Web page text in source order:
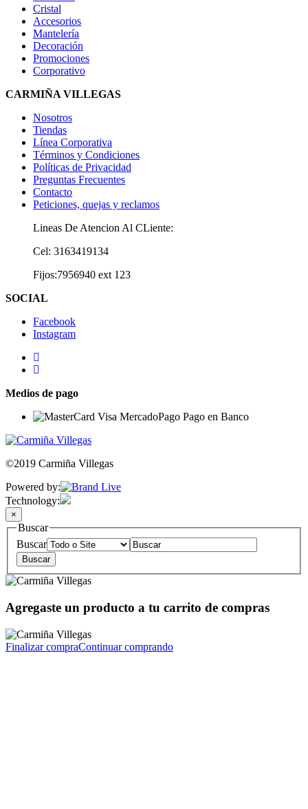
Cristal
Accesorios
Mantelería
Decoración
Promociones
Corporativo
CARMIÑA VILLEGAS
Nosotros
Tiendas
Línea Corporativa
Términos y Condiciones
Políticas de Privacidad
Preguntas Frecuentes
Contacto
Peticiones, quejas y reclamos
Lineas De Atencion Al CLiente:
Cel: 3163419134
Fijos:7956940 ext 123
SOCIAL
Facebook
Instagram
Medios de pago
©2019 Carmiña Villegas
Powered by:
Technology:
×
Buscar
Buscar
Agregaste un producto a tu carrito de compras
Finalizar compraContinuar comprando